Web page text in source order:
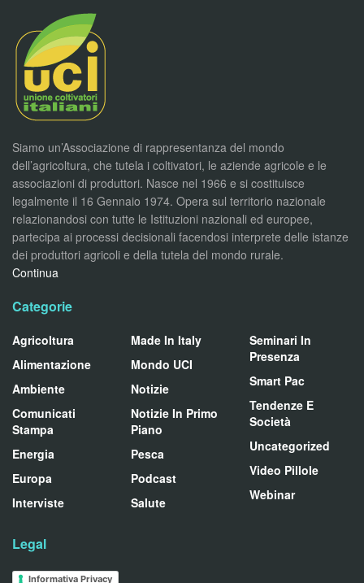
Siamo un’Associazione di rappresentanza del mondo
dell’agricoltura, che tutela i coltivatori, le aziende agricole e le
associazioni di produttori. Nasce nel 1966 e si costituisce
legalmente il 16 Gennaio 1974. Opera sul territorio nazionale
relazionandosi con tutte le Istituzioni nazionali ed europee,
partecipa ai processi decisionali facendosi interprete delle istanze
dei produttori agricoli e della tutela del mondo rurale.
Continua
Categorie
Agricoltura
Alimentazione
Ambiente
Comunicati
Stampa
Energia
Europa
Interviste
Made In Italy
Mondo UCI
Notizie
Notizie In Primo
Piano
Pesca
Podcast
Salute
Seminari In
Presenza
Smart Pac
Tendenze E
Società
Uncategorized
Video Pillole
Webinar
Legal
Informativa Privacy